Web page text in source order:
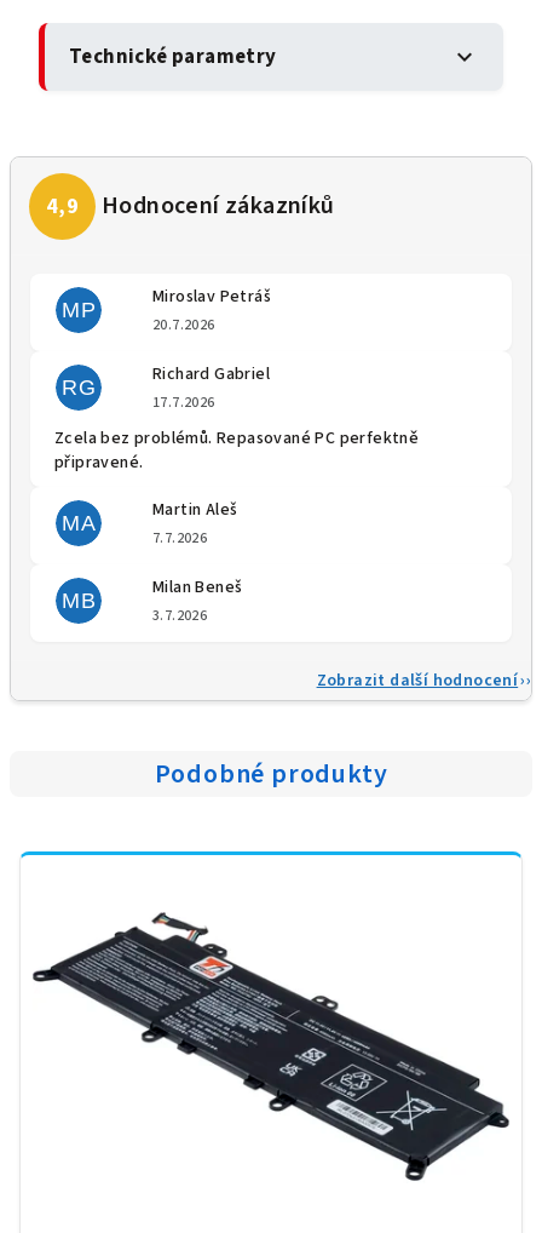
Technické parametry expand_more
MP
Miroslav Petráš
20.7.2026
RG
Richard Gabriel
17.7.2026
Zcela bez problémů. Repasované PC perfektně
připravené.
MA
Martin Aleš
7.7.2026
MB
Milan Beneš
3.7.2026
Zobrazit další hodnocení
Podobné produkty